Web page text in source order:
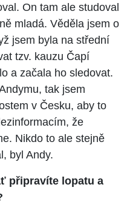
On tam ale studoval
mladá. Věděla jsem o
jsem byla na střední
tzv. kauzu Čapí
a začala ho sledovat.
tak jsem
v Česku, aby to
že
Nikdo to ale stejně
byl Andy.
připravíte lopatu a